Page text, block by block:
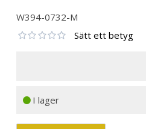
W394-0732-M
Sätt ett betyg
I lager